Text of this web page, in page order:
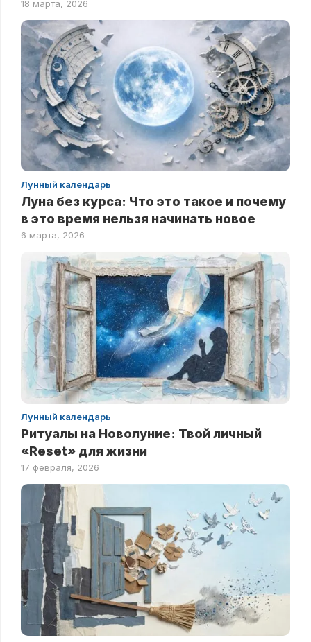
18 марта, 2026
Лунный календарь
Луна без курса: Что это такое и почему
в это время нельзя начинать новое
6 марта, 2026
Лунный календарь
Ритуалы на Новолуние: Твой личный
«Reset» для жизни
17 февраля, 2026